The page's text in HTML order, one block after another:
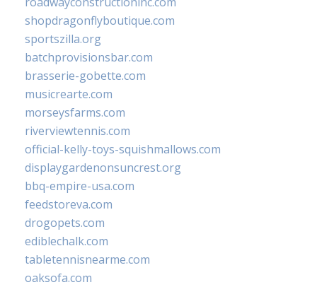
shopdragonflyboutique.com
sportszilla.org
batchprovisionsbar.com
brasserie-gobette.com
musicrearte.com
morseysfarms.com
riverviewtennis.com
official-kelly-toys-squishmallows.com
displaygardenonsuncrest.org
bbq-empire-usa.com
feedstoreva.com
drogopets.com
ediblechalk.com
tabletennisnearme.com
oaksofa.com